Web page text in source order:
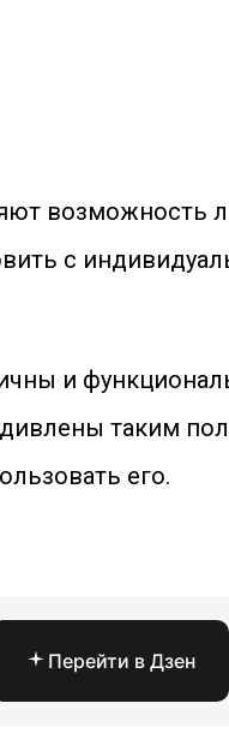
возможность
с
и
таким
его.
Перейти в Дзен